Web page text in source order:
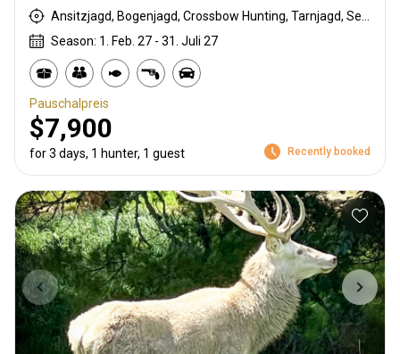
Season: 1. Feb. 27 - 31. Juli 27
Pauschalpreis
$7,900
for 3 days, 1 hunter, 1 guest Recently booked